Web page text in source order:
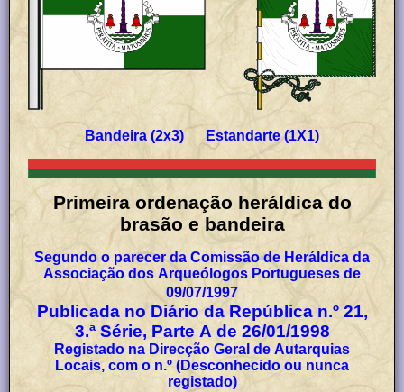
Bandeira (2x3) Estandarte (1X1)
Primeira ordenação heráldica do
brasão e bandeira
Segundo o parecer da Comissão de Heráldica da
Associação dos Arqueólogos Portugueses de
09/07/1997
Publicada no Diário da República n.º 21,
3.ª Série, Parte A de 26/01/1998
Registado na Direcção Geral de Autarquias
Locais, com o n.º (Desconhecido ou nunca
registado)